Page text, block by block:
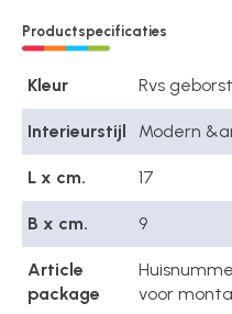
Productspecificaties
Kleur Rvs
Interieurstijl Modern
L x cm. 17
B x cm. 9
Article
package
voor